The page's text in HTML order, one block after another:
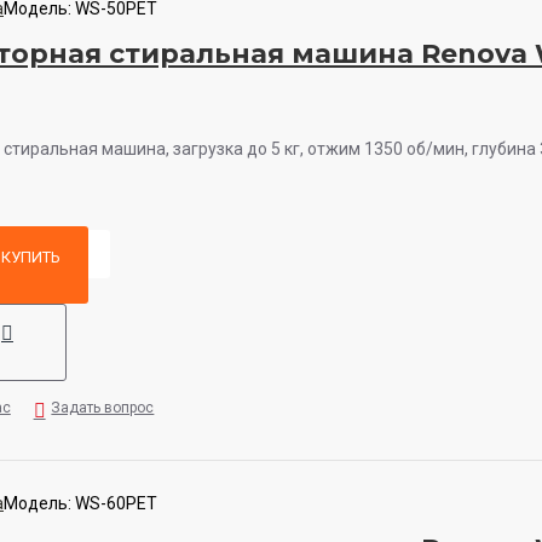
Модель: WS-50PET
стиральная машина Renova
машина, загрузка до 5 кг, отжим 1350 об/мин,
КУПИТЬ
Задать вопрос
Модель: WS-60PET